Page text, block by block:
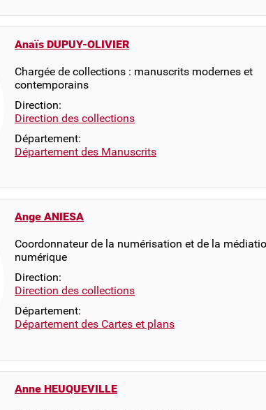
Anaïs DUPUY-OLIVIER
Chargée de collections : manuscrits modernes et
contemporains
Direction:
Direction des collections
Département:
Département des Manuscrits
Ange ANIESA
Coordonnateur de la numérisation et de la
numérique
Direction:
Direction des collections
Département:
Département des Cartes et plans
Anne HEUQUEVILLE